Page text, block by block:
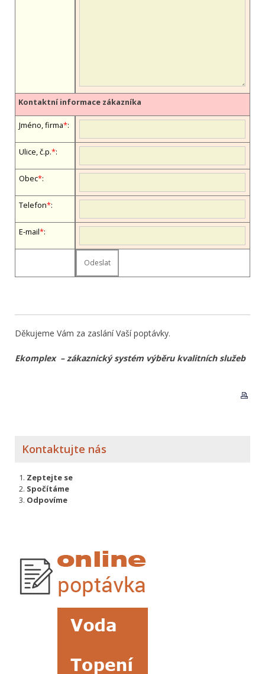
Kontaktní informace zákazníka
Jméno, firma*:
Ulice, č.p.*:
Obec*:
Telefon*:
E-mail*:
Děkujeme Vám za zaslání Vaší poptávky.
Ekomplex – zákaznický systém výběru kvalitních služeb
Kontaktujte nás
Zeptejte se
Spočítáme
Odpovíme